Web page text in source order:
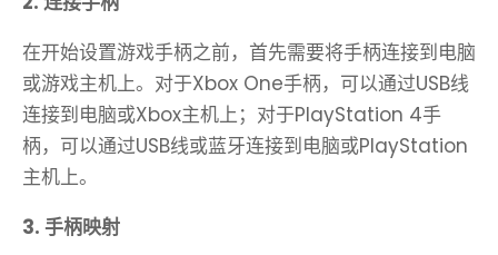
在开始设置游戏手柄之前，首先需要将手柄连接到电脑
或游戏主机上。对于Xbox One手柄，可以通过USB线
连接到电脑或Xbox主机上；对于PlayStation 4手
柄，可以通过USB线或蓝牙连接到电脑或PlayStation
主机上。
3. 手柄映射